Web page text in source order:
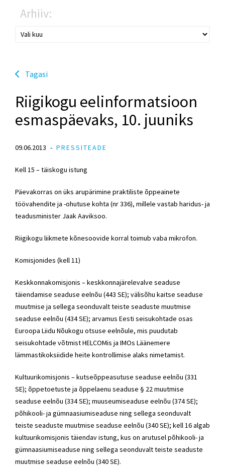
Arhiiv:
Tagasi
Riigikogu eelinformatsioon
esmaspäevaks, 10. juuniks
09.06.2013 PRESSITEADE
Kell 15 – täiskogu istung
Päevakorras on üks arupärimine praktiliste õppeainete
töövahendite ja -ohutuse kohta (nr 336), millele vastab haridus- ja
teadusminister Jaak Aaviksoo.
Riigikogu liikmete kõnesoovide korral toimub vaba mikrofon.
Komisjonides (kell 11)
Keskkonnakomisjonis – keskkonnajärelevalve seaduse
täiendamise seaduse eelnõu (443 SE); välisõhu kaitse seaduse
muutmise ja sellega seonduvalt teiste seaduste muutmise
seaduse eelnõu (434 SE); arvamus Eesti seisukohtade osas
Euroopa Liidu Nõukogu otsuse eelnõule, mis puudutab
seisukohtade võtmist HELCOMis ja IMOs Läänemere
lämmastikoksiidide heite kontrollimise alaks nimetamist.
Kultuurikomisjonis – kutseõppeasutuse seaduse eelnõu (331
SE); õppetoetuste ja õppelaenu seaduse § 22 muutmise
seaduse eelnõu (334 SE); muuseumiseaduse eelnõu (374 SE);
põhikooli- ja gümnaasiumiseaduse ning sellega seonduvalt
teiste seaduste muutmise seaduse eelnõu (340 SE); kell 16 algab
kultuurikomisjonis täiendav istung, kus on arutusel põhikooli- ja
gümnaasiumiseaduse ning sellega seonduvalt teiste seaduste
muutmise seaduse eelnõu (340 SE).